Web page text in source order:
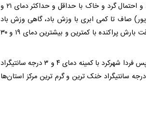
ابری با وزش باد، گاهی وزش باد شدید و احتمال گرد و خاک با حداقل و حداکثر دمای ۲۱ و
سانتیگراد و پس فردا (۳۰ شهریور) صاف تا کمی ابری با وزش باد، گاهی وزش باد
شدید، احتمال گرد و خاک و در اواخر وقت بارش پراکنده با کمترین و بیشترین دمای ۱۹ و ۳۰
ضیاییان در پایان اظهار کرد: طی فردا و پس فردا شهرکرد با کمینه دمای ۴ و ۳ درجه سانتیگراد
بیشینه دمای ۴۲ و ۳۸ دمای درجه سانتیگراد خنک‌ ترین و گرم ‌ترین مرکز استان‌ها